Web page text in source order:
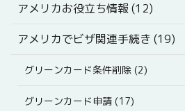
アメリカお役立ち情報 (12)
アメリカでビザ関連手続き (19)
グリーンカード条件削除 (2)
グリーンカード申請 (17)